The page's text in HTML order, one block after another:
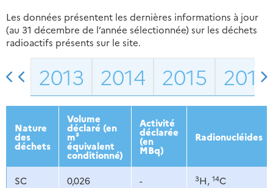
Les données présentent les dernières informations à jour
(au 31 décembre de l’année sélectionnée) sur les déchets
radioactifs présents sur le site.
2013 2014 2015 2016
Nature
des
déchets
Volume
déclaré (en
m³
équivalent
conditionné)
Activité
déclarée
(en
MBq)
Radionucléides
SC 0,026 - 3H, 14C